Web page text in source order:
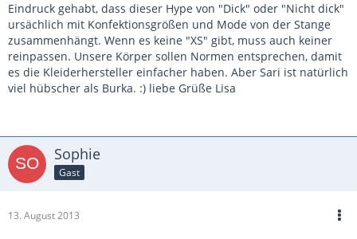
Eindruck gehabt, dass dieser Hype von "Dick" oder "Nicht dick"
ursächlich mit Konfektionsgrößen und Mode von der Stange
zusammenhängt. Wenn es keine "XS" gibt, muss auch keiner
reinpassen. Unsere Körper sollen Normen entsprechen, damit
es die Kleiderhersteller einfacher haben. Aber Sari ist natürlich
viel hübscher als Burka. :) liebe Grüße Lisa
Sophie
Gast
13. August 2013